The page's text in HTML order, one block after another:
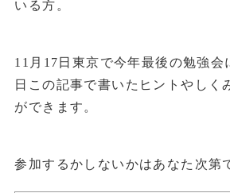
いる方。
11月17日東京で今年最後の勉強会
日この記事で書いたヒントやしく
ができます。
参加するかしないかはあなた次第